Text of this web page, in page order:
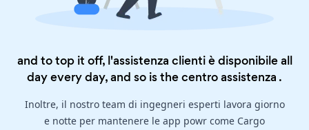
and to top it off, l'assistenza clienti è disponibile all
day every day, and so is thecentro assistenza .
Inoltre, il nostro team di ingegneri esperti lavora giorno
e notte per mantenere le app powr come Cargo